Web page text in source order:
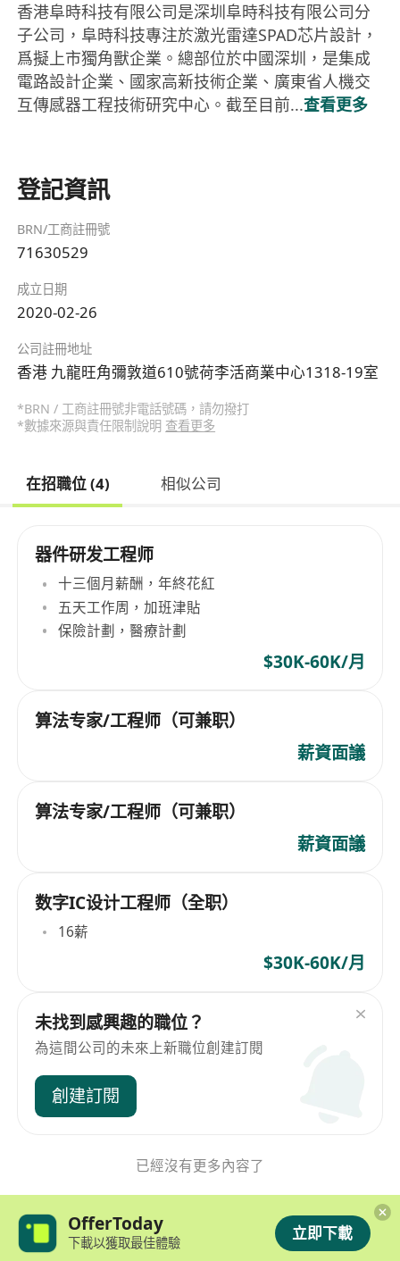
香港阜時科技有限公司是深圳阜時科技有限公司分
子公司，阜時科技專注於激光雷達SPAD芯片設計，
爲擬上市獨角獸企業。總部位於中國深圳，是集成
電路設計企業、國家高新技術企業、廣東省人機交
互傳感器工程技術研究中心。截至目前...查看更多
登記資訊
BRN/工商註冊號
71630529
成立日期
2020-02-26
公司註冊地址
香港 九龍旺角彌敦道610號荷李活商業中心1318-19室
*BRN / 工商註冊號非電話號碼，請勿撥打
*數據來源與責任限制說明 查看更多
在招職位 (4) 相似公司
器件研发工程师
十三個月薪酬，年終花紅
五天工作周，加班津貼
保險計劃，醫療計劃
$30K-60K/月
算法专家/工程师（可兼职）
薪資面議
算法专家/工程师（可兼职）
薪資面議
数字IC设计工程师（全职）
16薪
$30K-60K/月
未找到感興趣的職位？
為這間公司的未來上新職位創建訂閱
創建訂閱
已經沒有更多內容了
OfferToday
下載以獲取最佳體驗 立即下載